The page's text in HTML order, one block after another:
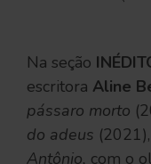
Na seção
escritora Aline
pássaro morto
do adeus
Antônio, com o